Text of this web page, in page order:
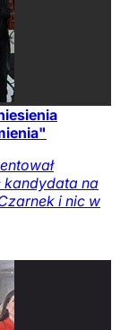
kandydata na
i nic w